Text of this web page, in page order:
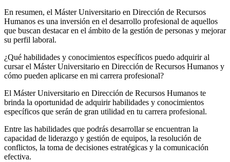
En resumen, el Máster Universitario en Dirección de Recursos
Humanos es una inversión en el desarrollo profesional de aquellos
que buscan destacar en el ámbito de la gestión de personas y mejorar
su perfil laboral.
¿Qué habilidades y conocimientos específicos puedo adquirir al
cursar el Máster Universitario en Dirección de Recursos Humanos y
cómo pueden aplicarse en mi carrera profesional?
El Máster Universitario en Dirección de Recursos Humanos te
brinda la oportunidad de adquirir habilidades y conocimientos
específicos que serán de gran utilidad en tu carrera profesional.
Entre las habilidades que podrás desarrollar se encuentran la
capacidad de liderazgo y gestión de equipos, la resolución de
conflictos, la toma de decisiones estratégicas y la comunicación
efectiva.